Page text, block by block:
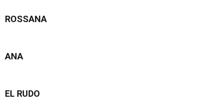
ROSSANA
ANA
EL RUDO